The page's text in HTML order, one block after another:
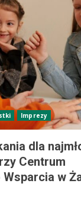
Imprezy
dla
Centrum
w